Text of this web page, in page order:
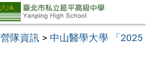
營隊資訊 > 中山醫學大學 「2025